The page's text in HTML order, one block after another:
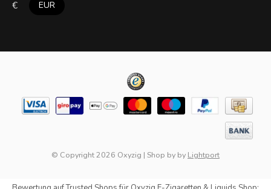
€ EUR
© Copyright 2026 Oxyzig | Shop by by Lightport